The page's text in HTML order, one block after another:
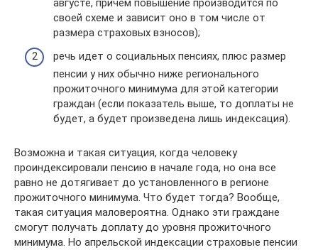
своей схеме и зависит оно в том числе от
размера страховых взносов);
речь идет о социальных пенсиях, плюс размер
пенсии у них обычно ниже регионального
прожиточного минимума для этой категории
граждан (если показатель выше, то доплаты не
будет, а будет произведена лишь индексация).
Возможна и такая ситуация, когда человеку
проиндексировали пенсию в начале года, но она все
равно не дотягивает до установленного в регионе
прожиточного минимума. Что будет тогда? Вообще,
такая ситуация маловероятна. Однако эти граждане
смогут получать доплату до уровня прожиточного
минимума. Но апрельской индексации страховые пенсии